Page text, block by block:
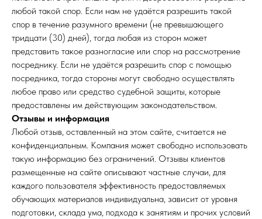
любой такой спор. Если нам не удаётся разрешить такой
спор в течение разумного времени (не превышающего
тридцати (30) дней), тогда любая из сторон может
представить такое разногласие или спор на рассмотрение
посреднику. Если не удаётся разрешить спор с помощью
посредника, тогда стороны могут свободно осуществлять
любое право или средство судебной защиты, которые
предоставлены им действующим законодательством.
Отзывы и информация
Любой отзыв, оставленный на этом сайте, считается не
конфиденциальным. Компания может свободно использовать
такую информацию без ограничений. Отзывы клиентов
размещенные на сайте описывают частные случаи, для
каждого пользователя эффективность предоставляемых
обучающих материалов индивидуальна, зависит от уровня
подготовки, склада ума, подхода к занятиям и прочих условий
*КОМПАНИЯ META PLATFORMS INC., ВЛАДЕЮЩАЯ
СОЦИАЛЬНЫМИ СЕТЯМИ FACEBOOK И INSTAGRAM, ПО
ЭКСТРЕМИСТСКОЙ ОРГАНИЗАЦИЕЙ, ЕЁ ДЕЯТЕЛЬНОСТЬ
НА ТЕРРИТОРИИ РОССИИ ЗАПРЕЩЕНА.